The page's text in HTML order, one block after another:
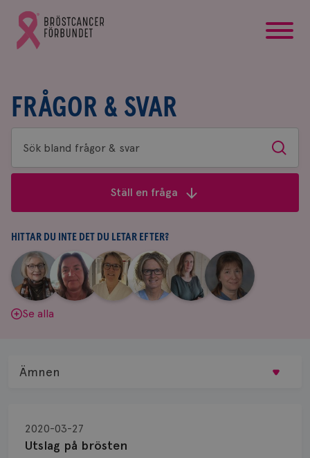
Gå
till
Bröstcancerförbundets
FRÅGOR & SVAR
Sök
bland
&
svar
Sök
Ställ en fråga
HITTAR DU INTE DET DU LETAR EFTER?
Aina
Johnsson
|
Anne
Andersson
Fredrika
Killander
|
Jeanette
Bäcklund
|
Maria
Edegran
|
Yvette
Andersson
Se alla
Utslag på brösten
2020-03-27
Ämnen
Biopsi